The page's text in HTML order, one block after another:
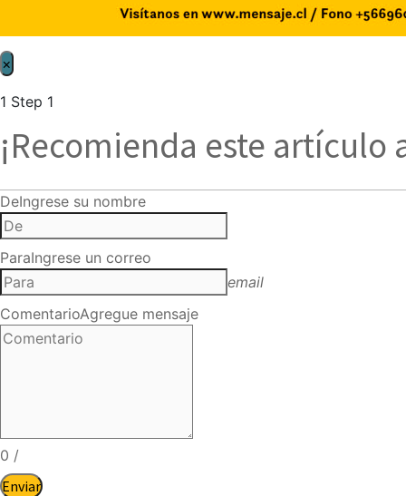
×
1 Step 1
¡Recomienda este artículo
DeIngrese su nombre
ParaIngrese un correo
email
ComentarioAgregue mensaje
0 /
Enviar